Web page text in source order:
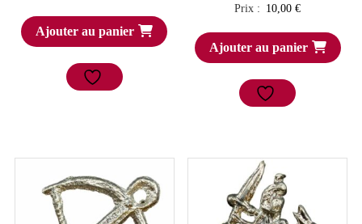
Ajouter au panier
Prix : 10,00€
Ajouter au panier